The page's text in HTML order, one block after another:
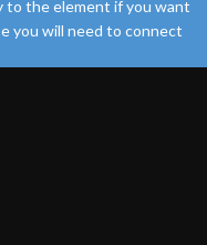
to the element if you want
you will need to connect